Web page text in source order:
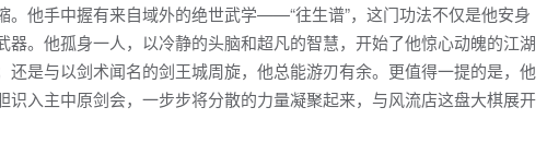
。他手中握有来自域外的绝世武学——“往生谱”，这门功法不仅是他安身
。他孤身一人，以冷静的头脑和超凡的智慧，开始了他惊心动魄的江湖
是与以剑术闻名的剑王城周旋，他总能游刃有余。更值得一提的是，他
入主中原剑会，一步步将分散的力量凝聚起来，与风流店这盘大棋展开